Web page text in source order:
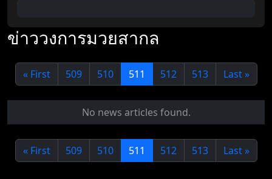
ข่าววงการมวยสากล
« First 509 510 511 512 513 Last »
No news articles found.
« First 509 510 511 512 513 Last »